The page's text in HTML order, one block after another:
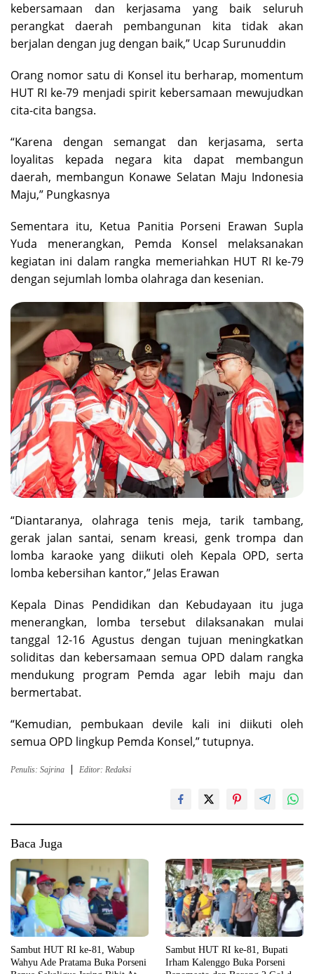
kebersamaan dan kerjasama yang baik seluruh
perangkat daerah pembangunan kita tidak akan
berjalan dengan jug dengan baik,” Ucap Surunuddin
Orang nomor satu di Konsel itu berharap, momentum
HUT RI ke-79 menjadi spirit kebersamaan mewujudkan
cita-cita bangsa.
“Karena dengan semangat dan kerjasama, serta
loyalitas kepada negara kita dapat membangun
daerah, membangun Konawe Selatan Maju Indonesia
Maju,” Pungkasnya
Sementara itu, Ketua Panitia Porseni Erawan Supla
Yuda menerangkan, Pemda Konsel melaksanakan
kegiatan ini dalam rangka memeriahkan HUT RI ke-79
dengan sejumlah lomba olahraga dan kesenian.
“Diantaranya, olahraga tenis meja, tarik tambang,
gerak jalan santai, senam kreasi, genk trompa dan
lomba karaoke yang diikuti oleh Kepala OPD, serta
lomba kebersihan kantor,” Jelas Erawan
Kepala Dinas Pendidikan dan Kebudayaan itu juga
menerangkan, lomba tersebut dilaksanakan mulai
tanggal 12-16 Agustus dengan tujuan meningkatkan
soliditas dan kebersamaan semua OPD dalam rangka
mendukung program Pemda agar lebih maju dan
bermertabat.
“Kemudian, pembukaan devile kali ini diikuti oleh
semua OPD lingkup Pemda Konsel,” tutupnya.
Penulis: Sajrina Editor: Redaksi
Baca Juga
Sambut HUT RI ke-81, Wabup
Wahyu Ade Pratama Buka Porseni
Sambut HUT RI ke-81, Bupati
Irham Kalenggo Buka Porseni